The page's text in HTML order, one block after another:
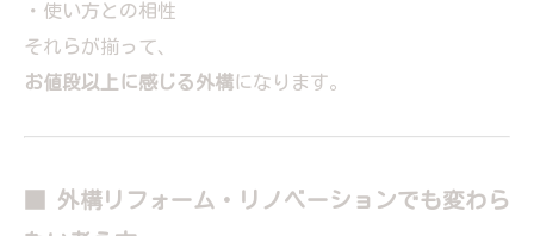
・使い方との相性
それらが揃って、
お値段以上に感じる外構になります。
■ 外構リフォーム・リノベーションでも変わら